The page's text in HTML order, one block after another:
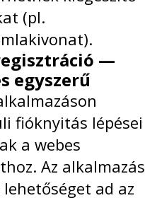
(pl.
—
egyszerű
fióknyitás lépései
a webes
Az alkalmazás
ad az